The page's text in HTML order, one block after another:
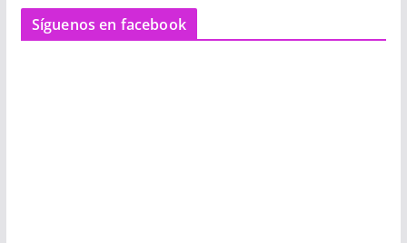
Síguenos en facebook